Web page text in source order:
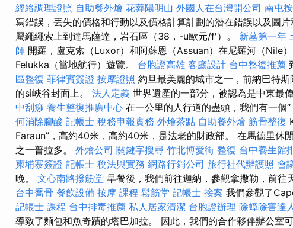
經絡調理證照 自助餐外燴 花葬陽明山 外國人在台灣開公司 南屯
寫錯誤，丟失的價格和行動以及價格計算計劃的潛在錯誤以及圖
屬繩繩索上到達馬薩達，岩石區（38，-u歐元/f'）。 新墓第一年
師 開羅，盧克索（Luxor）和阿蘇恩（Assuan）在尼羅河（Nile
Felukka（當地航行）遊覽。 台胞證高雄 客廳設計 台中整復推薦
區整復 菲律賓簽證 按摩證照 約旦最美麗的城市之一，前納巴特
的si峽谷封面上。 法人定義 世界遺產的一部分，被認為是中東最
中刮痧 養生整復推廣中心 在一公里的人行道的盡頭，我們有一個“
何消除腳酸 記帳士 稅務申報實務 外燴茶點 自助餐外燴 筋骨整復
Faraun”，高約40米，高約40米，是法老的財政部。 在馬德里休
之一普拉多。 外燴公司 關鍵字搜尋 竹北博愛街 整復 台中養生館
柬埔寨簽證 記帳士 稅法與實務 網路行銷公司 旅行社代辦護照 會
晚。 文心南路撥筋堂 早餐後，我們前往迦納，參觀拿撒勒，前往
台中喬骨 餐飲設備 按摩 課程 鬆筋堂 記帳士 接案 我們參觀了
記帳士 課程 台中排毒推薦 私人居家清潔 台胞證辦理 除蟑除害達人
導致了麵包和魚奇蹟的塔巴加拉。 因此，我們的合作夥伴辦公室